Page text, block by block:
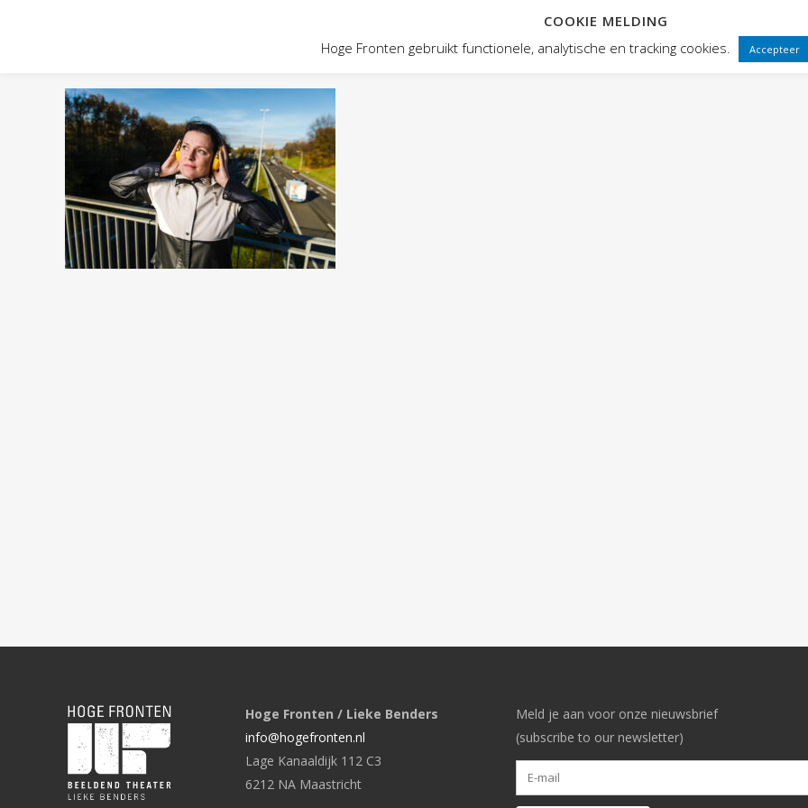
VOORSTELLINGEN PUBLIEKSWERKING
Hoge Fronten / Lieke Benders
info@hogefronten.nl
Lage Kanaaldijk 112 C3
6212 NA Maastricht
Meld je aan voor onze nieuwsbrief
(subscribe to our newsletter)
COOKIE MELDING
Hoge Fronten gebruikt functionele, analytische en tracking cookies.
Accepteer